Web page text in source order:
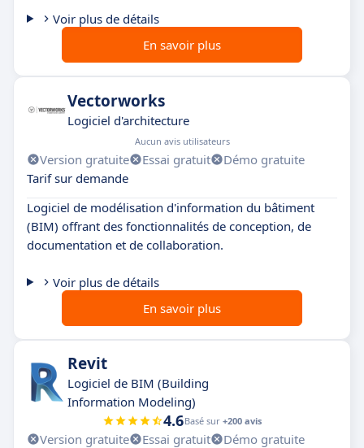
Voir plus de détails
En savoir plus
Vectorworks
Logiciel d'architecture
Aucun avis utilisateurs
Version gratuite Essai gratuit
Démo gratuite
Tarif sur demande
Logiciel de modélisation d'information du bâtiment
(BIM) offrant des fonctionnalités de conception, de
documentation et de collaboration.
Voir plus de détails
En savoir plus
Revit
Logiciel de BIM (Building
Information Modeling)
4.6Basé sur +200 avis
Version gratuite Essai gratuit
Démo gratuite